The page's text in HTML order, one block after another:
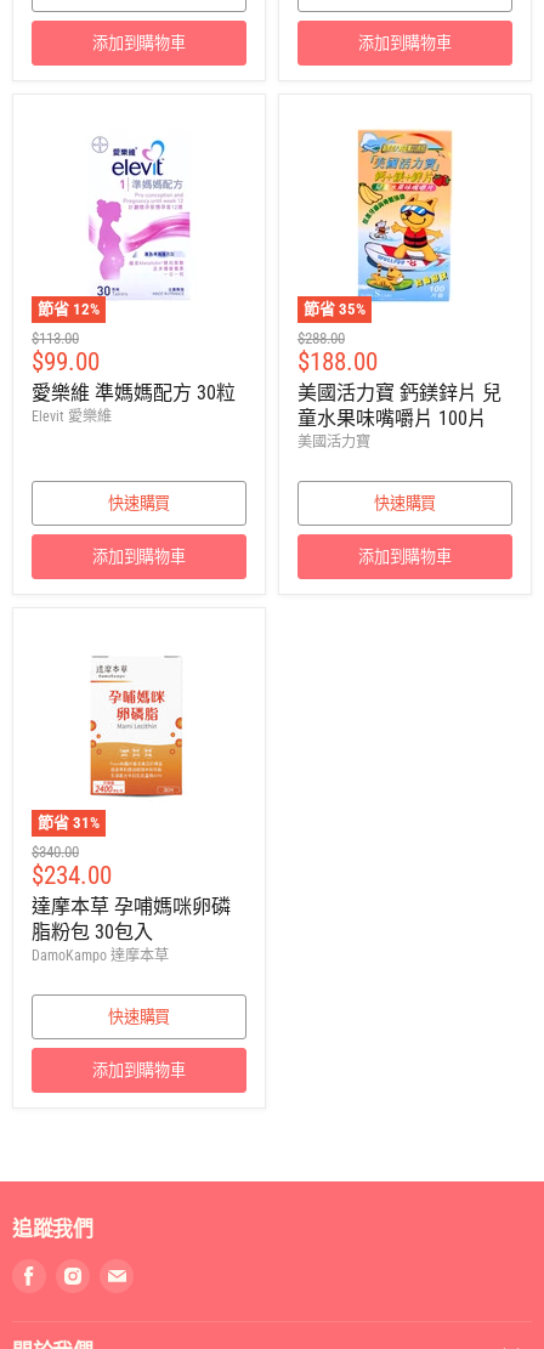
添加到購物車 添加到購物車
節省 12%
建
議
零
售
價
$113.00
售
價
$99.00
愛樂維 準媽媽配方 30粒
Elevit 愛樂維
快速購買
添加到購物車
節省 35%
建
議
零
售
價
$288.00
售
價
$188.00
美國活力寶 鈣鎂鋅片 兒
童水果味嘴嚼片 100片
美國活力寶
快速購買
添加到購物車
節省 31%
建
議
零
售
價
$340.00
售
價
$234.00
達摩本草 孕哺媽咪卵磷
脂粉包 30包入
DamoKampo 達摩本草
快速購買
添加到購物車
追蹤我們